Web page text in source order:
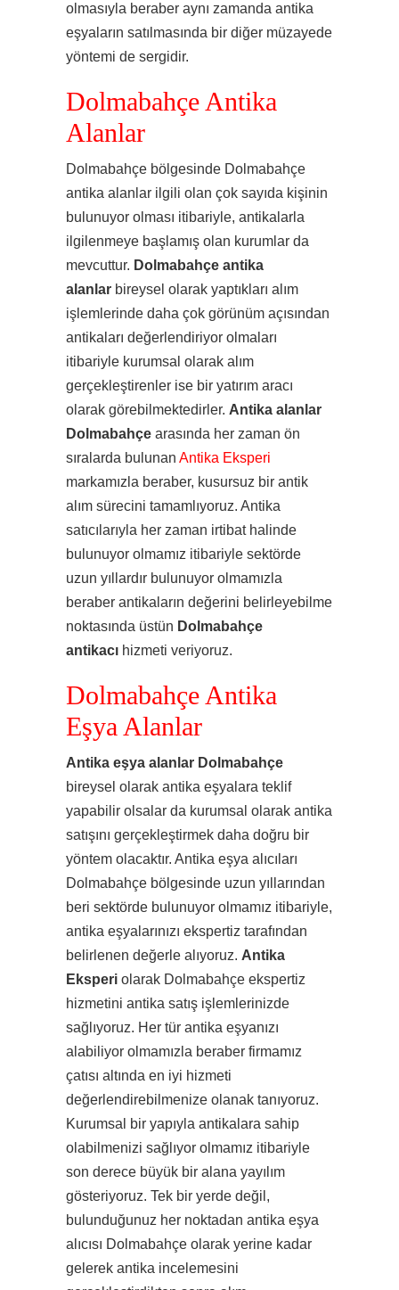
olmasıyla beraber aynı zamanda antika
eşyaların satılmasında bir diğer müzayede
yöntemi de sergidir.
Dolmabahçe Antika
Alanlar
Dolmabahçe bölgesinde Dolmabahçe
antika alanlar ilgili olan çok sayıda kişinin
bulunuyor olması itibariyle, antikalarla
ilgilenmeye başlamış olan kurumlar da
mevcuttur. Dolmabahçe antika
alanlar bireysel olarak yaptıkları alım
işlemlerinde daha çok görünüm açısından
antikaları değerlendiriyor olmaları
itibariyle kurumsal olarak alım
gerçekleştirenler ise bir yatırım aracı
olarak görebilmektedirler. Antika alanlar
Dolmabahçe arasında her zaman ön
sıralarda bulunan Antika Eksperi
markamızla beraber, kusursuz bir antik
alım sürecini tamamlıyoruz. Antika
satıcılarıyla her zaman irtibat halinde
bulunuyor olmamız itibariyle sektörde
uzun yıllardır bulunuyor olmamızla
beraber antikaların değerini belirleyebilme
noktasında üstün Dolmabahçe
antikacı hizmeti veriyoruz.
Dolmabahçe Antika
Eşya Alanlar
Antika eşya alanlar Dolmabahçe
bireysel olarak antika eşyalara teklif
yapabilir olsalar da kurumsal olarak antika
satışını gerçekleştirmek daha doğru bir
yöntem olacaktır. Antika eşya alıcıları
Dolmabahçe bölgesinde uzun yıllarından
beri sektörde bulunuyor olmamız itibariyle,
antika eşyalarınızı ekspertiz tarafından
belirlenen değerle alıyoruz. Antika
Eksperi olarak Dolmabahçe ekspertiz
hizmetini antika satış işlemlerinizde
sağlıyoruz. Her tür antika eşyanızı
alabiliyor olmamızla beraber firmamız
çatısı altında en iyi hizmeti
değerlendirebilmenize olanak tanıyoruz.
Kurumsal bir yapıyla antikalara sahip
olabilmenizi sağlıyor olmamız itibariyle
son derece büyük bir alana yayılım
gösteriyoruz. Tek bir yerde değil,
bulunduğunuz her noktadan antika eşya
alıcısı Dolmabahçe olarak yerine kadar
gelerek antika incelemesini